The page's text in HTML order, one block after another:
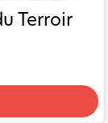
Terroir